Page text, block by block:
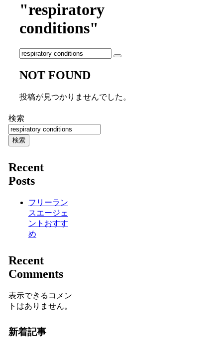
"respiratory
conditions"
NOT FOUND
投稿が見つかりませんでした。
検索
検索
Recent
Posts
フリーラン
スエージェ
ントおすす
め
Recent
Comments
表示できるコメン
トはありません。
新着記事